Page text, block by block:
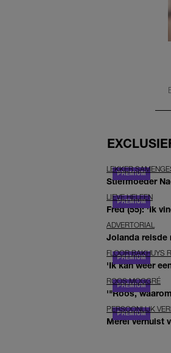
LEKKER
Stiefmoeder
LIEVE HELEEN
Fred (55): 'Ik
ADVERTORIAL
Jolanda reisde
FLOOR BAKHUYS
'Ik kan weer
ROOS MOGGRÉ
'"Roos,
PERSOONLIJK
Merel verhuist